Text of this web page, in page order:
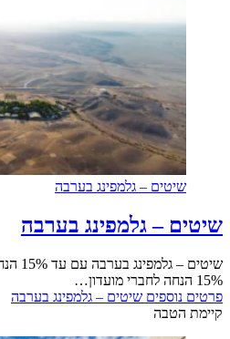
– גלמפינג בערבה
– גלמפינג בערבה
שיטים – גלמפינג בערבה